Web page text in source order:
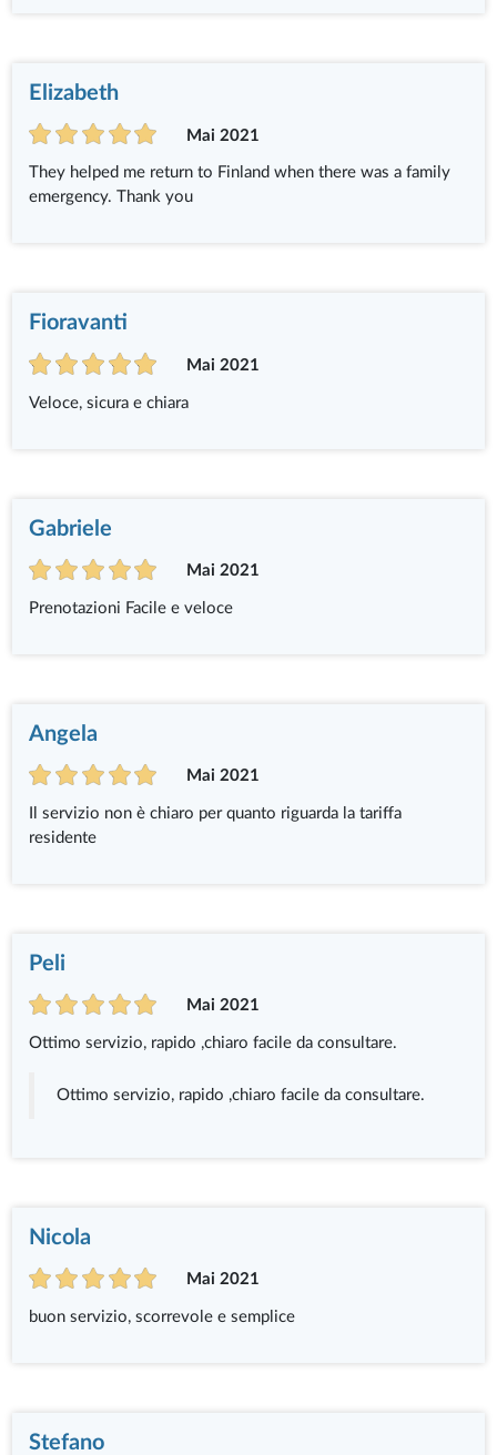
Elizabeth
Mai 2021
They helped me return to Finland when there was a family
emergency. Thank you
Fioravanti
Mai 2021
Veloce, sicura e chiara
Gabriele
Mai 2021
Prenotazioni Facile e veloce
Angela
Mai 2021
Il servizio non è chiaro per quanto riguarda la tariffa
residente
Peli
Mai 2021
Ottimo servizio, rapido ,chiaro facile da consultare.
Ottimo servizio, rapido ,chiaro facile da consultare.
Nicola
Mai 2021
buon servizio, scorrevole e semplice
Stefano